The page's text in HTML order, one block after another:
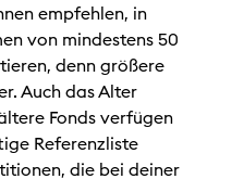
empfehlen, in
von mindestens 50
denn größere
Auch das Alter
Fonds verfügen
Referenzliste
die bei deiner